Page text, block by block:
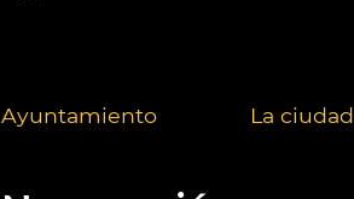
Ayuntamiento La ciudad